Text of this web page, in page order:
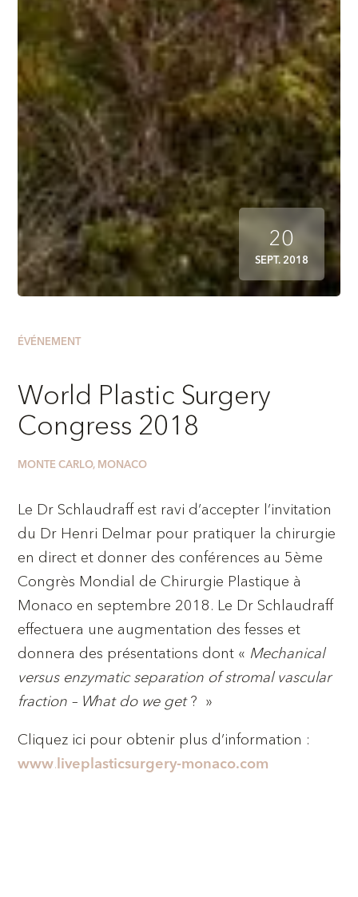
20
SEPT. 2018
ÉVÉNEMENT
World Plastic Surgery
Congress 2018
MONTE CARLO, MONACO
Le Dr Schlaudraff est ravi d’accepter l’invitation
du Dr Henri Delmar pour pratiquer la chirurgie
en direct et donner des conférences au 5ème
Congrès Mondial de Chirurgie Plastique à
Monaco en septembre 2018. Le Dr Schlaudraff
effectuera une augmentation des fesses et
donnera des présentations dont « Mechanical
versus enzymatic separation of stromal vascular
fraction – What do we get? »
Cliquez ici pour obtenir plus d’information :
www. liveplasticsurgery-monaco.com